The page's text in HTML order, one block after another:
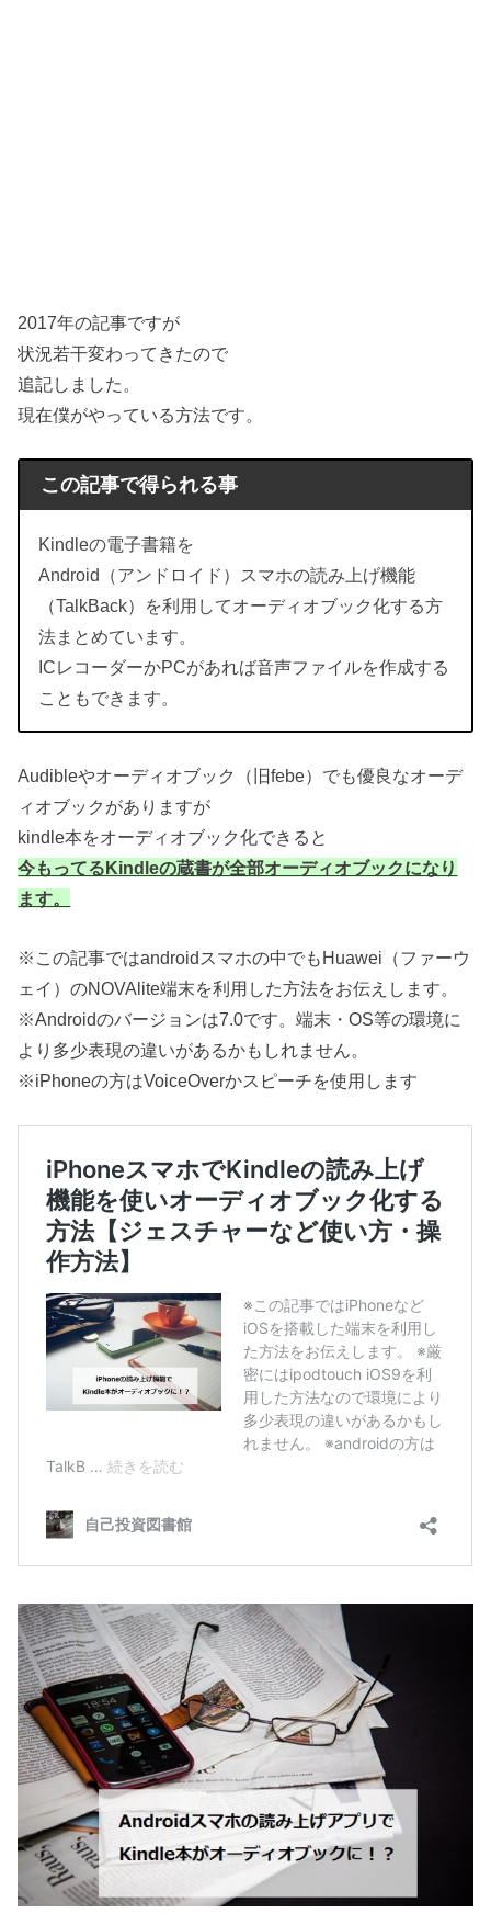
2017年の記事ですが
状況若干変わってきたので
追記しました。
現在僕がやっている方法です。
この記事で得られる事
Kindleの電子書籍を
Android（アンドロイド）スマホの読み上げ機能
（TalkBack）を利用してオーディオブック化する方
法まとめています。
ICレコーダーかPCがあれば音声ファイルを作成する
こともできます。
Audibleやオーディオブック（旧febe）でも優良なオーデ
ィオブックがありますが
kindle本をオーディオブック化できると
今もってるKindleの蔵書が全部オーディオブックになり
ます。
※この記事ではandroidスマホの中でもHuawei（ファーウ
ェイ）のNOVAlite端末を利用した方法をお伝えします。
※Androidのバージョンは7.0です。端末・OS等の環境に
より多少表現の違いがあるかもしれません。
※iPhoneの方はVoiceOverかスピーチを使用します